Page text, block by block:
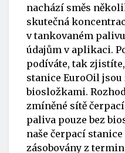
nachází směs
skutečná
v tankovaném
údajům v aplikaci.
podíváte, tak
stanice EuroOil
biosložkami.
zmíněné sítě
paliva pouze bez
naše čerpací stanice
zásobovány z